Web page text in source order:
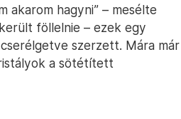
akarom hagyni” – mesélte
föllelnie – ezek egy
szerzett. Mára már
a sötétített